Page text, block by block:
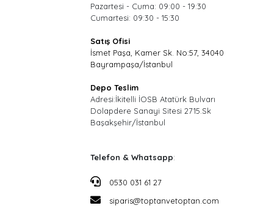
Pazartesi - Cuma: 09:00 - 19:30
Cumartesi: 09:30 - 15:30
Satış Ofisi
İsmet Paşa, Kamer Sk. No:57, 34040
Bayrampaşa/İstanbul
Depo Teslim
Adresi:İkitelli İOSB Atatürk Bulvarı
Dolapdere Sanayi Sitesi 2715.Sk
Başakşehir/İstanbul
Telefon & Whatsapp:
0530 031 61 27
siparis@toptanvetoptan.com